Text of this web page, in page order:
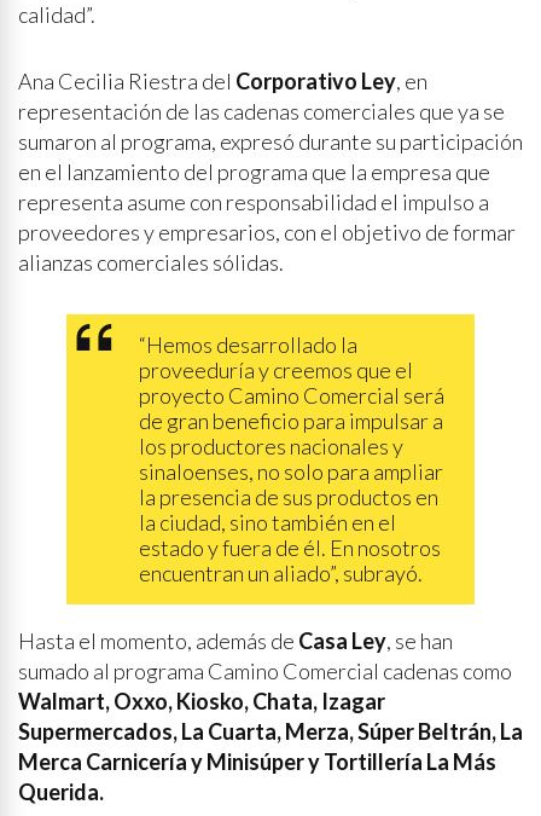
calidad”.
Ana Cecilia Riestra del Corporativo Ley, en
representación de las cadenas comerciales que ya se
sumaron al programa, expresó durante su participación
en el lanzamiento del programa que la empresa que
representa asume con responsabilidad el impulso a
proveedores y empresarios, con el objetivo de formar
alianzas comerciales sólidas.
“Hemos desarrollado la
proveeduría y creemos que el
proyecto Camino Comercial será
de gran beneficio para impulsar a
los productores nacionales y
sinaloenses, no solo para ampliar
la presencia de sus productos en
la ciudad, sino también en el
estado y fuera de él. En nosotros
encuentran un aliado”, subrayó.
Hasta el momento, además de Casa Ley, se han
sumado al programa Camino Comercial cadenas como
Walmart, Oxxo, Kiosko, Chata, Izagar
Supermercados, La Cuarta, Merza, Súper Beltrán, La
Merca Carnicería y Minisúper y Tortillería La Más
Querida.